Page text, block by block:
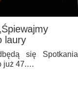
laury
się Spotkania
już 47.…